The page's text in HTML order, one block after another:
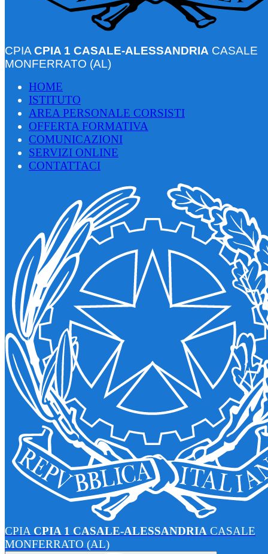
CPIA CPIA 1 CASALE-ALESSANDRIA CASALE
MONFERRATO (AL)
HOME
ISTITUTO
AREA PERSONALE CORSISTI
OFFERTA FORMATIVA
COMUNICAZIONI
SERVIZI ONLINE
CONTATTACI
CPIA CPIA 1 CASALE-ALESSANDRIA CASALE
MONFERRATO (AL)